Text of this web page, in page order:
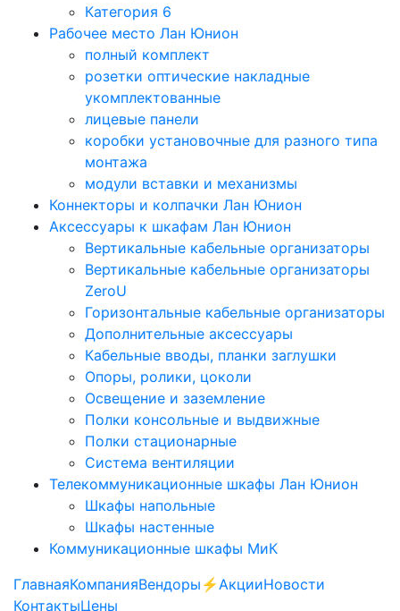
Категория 6
Рабочее место Лан Юнион
полный комплект
розетки оптические накладные
укомплектованные
лицевые панели
коробки установочные для разного типа
монтажа
модули вставки и механизмы
Коннекторы и колпачки Лан Юнион
Аксессуары к шкафам Лан Юнион
Вертикальные кабельные организаторы
Вертикальные кабельные организаторы
ZeroU
Горизонтальные кабельные организаторы
Дополнительные аксессуары
Кабельные вводы, планки заглушки
Опоры, ролики, цоколи
Освещение и заземление
Полки консольные и выдвижные
Полки стационарные
Система вентиляции
Телекоммуникационные шкафы Лан Юнион
Шкафы напольные
Шкафы настенные
Коммуникационные шкафы МиК
ГлавнаяКомпанияВендоры ⚡️АкцииНовости
КонтактыЦены